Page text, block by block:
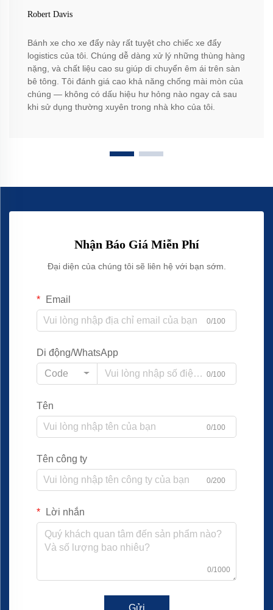
Robert Davis
Bánh xe cho xe đẩy này rất tuyệt cho chiếc xe đẩy
logistics của tôi. Chúng dễ dàng xử lý những thùng hàng
nặng, và chất liệu cao su giúp di chuyển êm ái trên sàn
bê tông. Tôi đánh giá cao khả năng chống mài mòn của
chúng — không có dấu hiệu hư hỏng nào ngay cả sau
khi sử dụng thường xuyên trong nhà kho của tôi.
Nhận Báo Giá Miễn Phí
Đại diện của chúng tôi sẽ liên hệ với bạn sớm.
Email
0/100
Di động/WhatsApp
Code
0/100
Tên
0/100
Tên công ty
0/200
Lời nhắn
0/1000
Gửi